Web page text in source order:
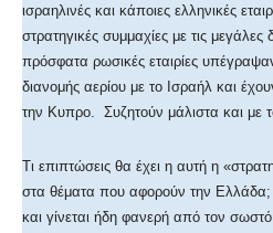
ισραηλινές και κάποιες ελληνικές
στρατηγικές συμμαχίες με τις
πρόσφατα ρωσικές εταιρίες
διανομής αερίου με το Ισραήλ και
την Κυπρο. Συζητούν μάλιστα και με
Τι επιπτώσεις θα έχει η αυτή η
στα θέματα που αφορούν την
και γίνεται ήδη φανερή από τον